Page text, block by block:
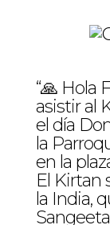
“🙏 Hola
asistir al
el día
la
en la
El Kirtan
la India,